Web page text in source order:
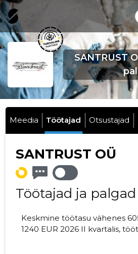
SANTRUST
Meedia Töötajad Otsustajad
SANTRUST OÜ
Töötajad ja palgad
Keskmine töötasu vähenes
1240 EUR 2026 II kvartalis,